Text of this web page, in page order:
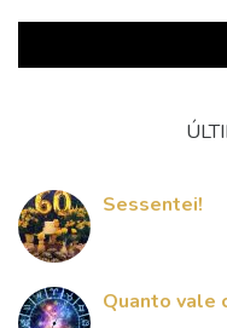
Sessentei!
Quanto vale